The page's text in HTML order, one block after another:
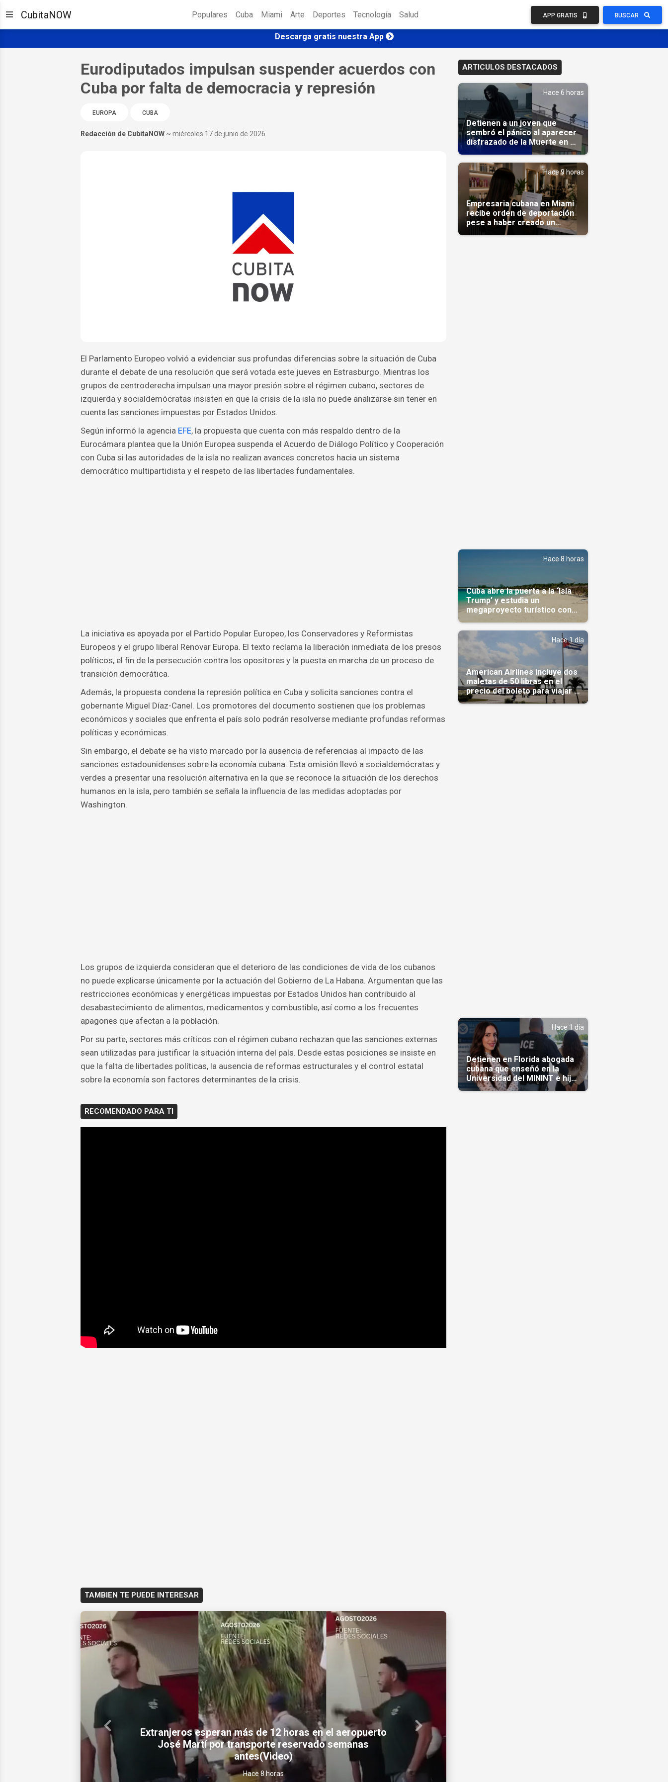
CubitaNOW Populares Cuba Miami Arte Deportes Tecnología Salud APP GRATIS BUSCAR
Descarga gratis nuestra App
Eurodiputados impulsan suspender acuerdos con
Cuba por falta de democracia y represión
EUROPA CUBA
Redacción de CubitaNOW ~ miércoles 17 de junio de 2026
El Parlamento Europeo volvió a evidenciar sus profundas diferencias sobre la situación de Cuba
durante el debate de una resolución que será votada este jueves en Estrasburgo. Mientras los
grupos de centroderecha impulsan una mayor presión sobre el régimen cubano, sectores de
izquierda y socialdemócratas insisten en que la crisis de la isla no puede analizarse sin tener en
cuenta las sanciones impuestas por Estados Unidos.
Según informó la agencia EFE, la propuesta que cuenta con más respaldo dentro de la
Eurocámara plantea que la Unión Europea suspenda el Acuerdo de Diálogo Político y Cooperación
con Cuba si las autoridades de la isla no realizan avances concretos hacia un sistema
democrático multipartidista y el respeto de las libertades fundamentales.
La iniciativa es apoyada por el Partido Popular Europeo, los Conservadores y Reformistas
Europeos y el grupo liberal Renovar Europa. El texto reclama la liberación inmediata de los presos
políticos, el fin de la persecución contra los opositores y la puesta en marcha de un proceso de
transición democrática.
Además, la propuesta condena la represión política en Cuba y solicita sanciones contra el
gobernante Miguel Díaz-Canel. Los promotores del documento sostienen que los problemas
económicos y sociales que enfrenta el país solo podrán resolverse mediante profundas reformas
políticas y económicas.
Sin embargo, el debate se ha visto marcado por la ausencia de referencias al impacto de las
sanciones estadounidenses sobre la economía cubana. Esta omisión llevó a socialdemócratas y
verdes a presentar una resolución alternativa en la que se reconoce la situación de los derechos
humanos en la isla, pero también se señala la influencia de las medidas adoptadas por
Washington.
Los grupos de izquierda consideran que el deterioro de las condiciones de vida de los cubanos
no puede explicarse únicamente por la actuación del Gobierno de La Habana. Argumentan que las
restricciones económicas y energéticas impuestas por Estados Unidos han contribuido al
desabastecimiento de alimentos, medicamentos y combustible, así como a los frecuentes
apagones que afectan a la población.
Por su parte, sectores más críticos con el régimen cubano rechazan que las sanciones externas
sean utilizadas para justificar la situación interna del país. Desde estas posiciones se insiste en
que la falta de libertades políticas, la ausencia de reformas estructurales y el control estatal
sobre la economía son factores determinantes de la crisis.
RECOMENDADO PARA TI
TAMBIEN TE PUEDE INTERESAR
Aquí Juan Carlos Tejedor; así luce hoy el recordado
rostro del noticiero de la televisión cubana
Hace 9 horas
Previous Next
ARTICULOS DESTACADOS
Hace 6 horas
Detienen a un joven que
sembró el pánico al aparecer
disfrazado de la Muerte en un
Hace 9 horas
Empresaria cubana en Miami
recibe orden de deportación
pese a haber creado un
Hace 8 horas
Cuba abre la puerta a la ‘Isla
Trump’ y estudia un
megaproyecto turístico con
capital árabe
Hace 1 día
American Airlines incluye dos
maletas de 50 libras en el
precio del boleto para viajar a
Cuba en agosto
Hace 1 día
Detienen en Florida abogada
cubana que enseñó en la
Universidad del MININT e hija
de diplomático cubano